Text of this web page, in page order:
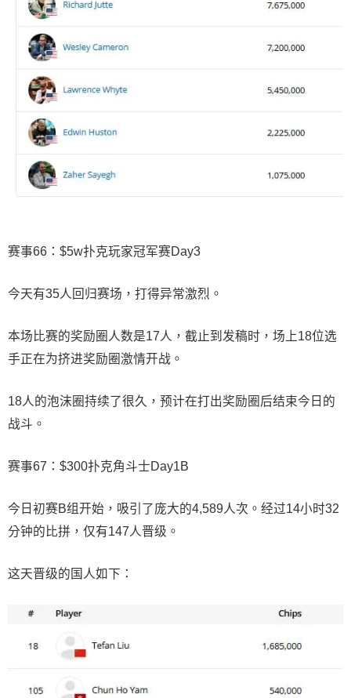
赛事66：$5w扑克玩家冠军赛Day3
今天有35人回归赛场，打得异常激烈。
本场比赛的奖励圈人数是17人，截止到发稿时，场上18位选
手正在为挤进奖励圈激情开战。
18人的泡沫圈持续了很久，预计在打出奖励圈后结束今日的
战斗。
赛事67：$300扑克角斗士Day1B
今日初赛B组开始，吸引了庞大的4,589人次。经过14小时32
分钟的比拼，仅有147人晋级。
这天晋级的国人如下：